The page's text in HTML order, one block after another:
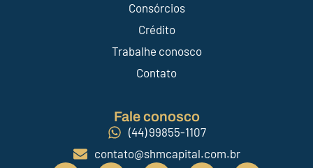
Consórcios
Crédito
Trabalhe conosco
Contato
Fale conosco
(44) 99855-1107
contato@shmcapital.com.br